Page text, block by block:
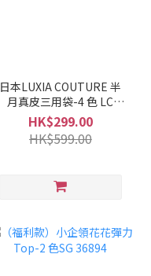
日本LUXIA COUTURE 半
月真皮三用袋-4 色 LC
8009
HK$299.00
HK$599.00